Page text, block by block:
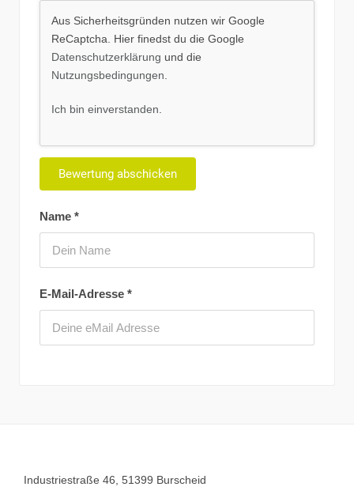
Name *
E-Mail-Adresse *
Aus Sicherheitsgründen nutzen wir Google
ReCaptcha. Hier finedst du die Google
Datenschutzerklärung und die
Nutzungsbedingungen
Ich bin einverstanden
Industriestraße 46 51399 Burscheid